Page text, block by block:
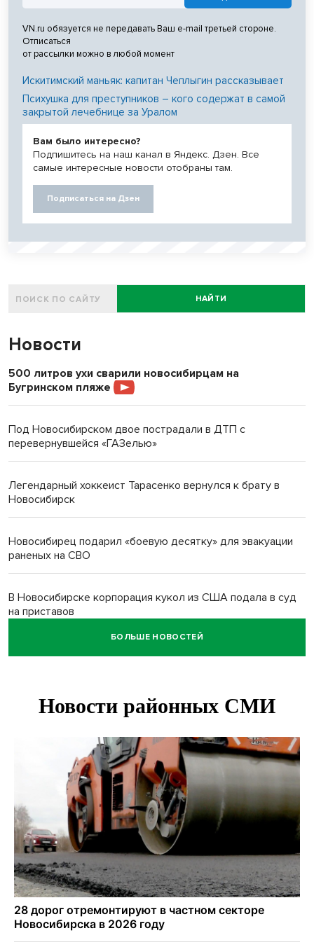
VN.ru обязуется не передавать Ваш e-mail третьей стороне.
Отписаться
от рассылки можно в любой момент
Искитимский маньяк: капитан Чеплыгин рассказывает
Психушка для преступников – кого содержат в самой
закрытой лечебнице за Уралом
Вам было интересно?
Подпишитесь на наш канал в Яндекс. Дзен. Все
самые интересные новости отобраны там.
Подписаться на Дзен
НАЙТИ
Новости
500 литров ухи сварили новосибирцам на
Бугринском пляже
Под Новосибирском двое пострадали в ДТП с
перевернувшейся «ГАЗелью»
Легендарный хоккеист Тарасенко вернулся к брату в
Новосибирск
Новосибирец подарил «боевую десятку» для эвакуации
раненых на СВО
В Новосибирске корпорация кукол из США подала в суд
на приставов
В Новосибирске минздрав объявил бесплатную
В Новосибирске врачи прооперировали 25 тысяч
Знаменитый орангутан Бату отметил юбилей в
новосибирском зоопарке
Новосибирские хирурги спасли сердце восьмиклассницы
с донорским клапаном
БОЛЬШЕ НОВОСТЕЙ